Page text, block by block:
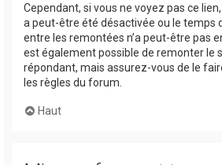
Cependant, si vous ne voyez pas ce
a peut-être été désactivée ou le temps
entre les remontées n’a peut-être pas
est également possible de remonter le
répondant, mais assurez-vous de le
les règles du forum.
Haut